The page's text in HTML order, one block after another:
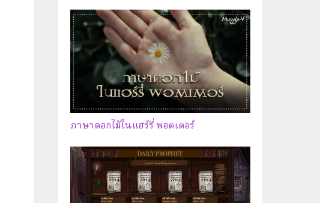
ภาษาดอกไม้ในแฮร์รี่ พอตเตอร์